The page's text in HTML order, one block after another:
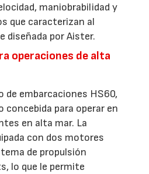
maniobrabilidad y
que caracterizan al
diseñada por Aister.
operaciones de alta
de embarcaciones HS60,
concebida para operar en
en alta mar. La
con dos motores
de propulsión
lo que le permite